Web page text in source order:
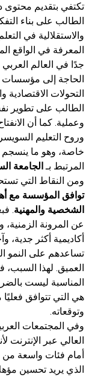
تكتفي بتقديم
الطالب على بناء
والاستقلالية في
المعرفة في الواقع
جدًا في العالم العربي
الحاجة إلى مؤسسات
التحولات الاقتصادية
الطالب على تطوير
وعملية. كما أن
وروح التعليم
خاصة، وهو ما ينسجم
المرتبط بـ الجامعة
ومن النقاط التي
توافق المؤسسة مع
الشخصية والمهنية.
عن المرونة الزمنية،
أكاديمية أكثر جدية،
تساعدهم على النمو
العميق. لهذا
المناسبة ليست
هي التي تتوافق
وتوقعاته.
وفي المجتمعات
العالي عبر الإنترنت
أمام فئات واسعة من
الذي يريد تحسين